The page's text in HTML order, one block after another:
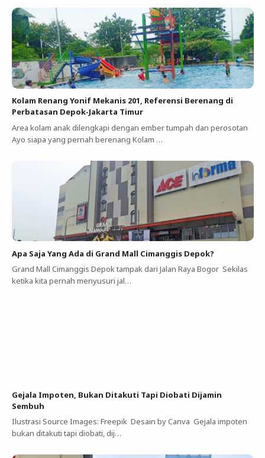
Kolam Renang Yonif Mekanis 201, Referensi Berenang di
Perbatasan Depok-Jakarta Timur
Area kolam anak dilengkapi dengan ember tumpah dan perosotan
Ayo siapa yang pernah berenang Kolam …
Apa Saja Yang Ada di Grand Mall Cimanggis Depok?
Grand Mall Cimanggis Depok tampak dari Jalan Raya Bogor Sekilas
ketika kita pernah menyusuri jal…
Gejala Impoten, Bukan Ditakuti Tapi Diobati Dijamin
Sembuh
Ilustrasi Source Images: Freepik Desain by Canva Gejala impoten
bukan ditakuti tapi diobati, dij…